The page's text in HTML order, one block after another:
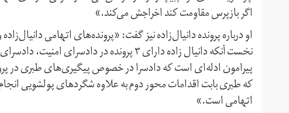
اگر بازپرس مقاومت کند اخراجش می‌کند.»
او درباره پرونده دانیال‌زاده نیز گفت: «پرونده‌های اتهامی
نخست آنکه دانیال زاده دارای ۳ پرونده در
پیرامون ادله‌ای است که دادسرا در خصوص پیگیری‌های طبری در
که طبری بابت اقدامات محور دوم به علاوه شگرد‌های پولشویی
اتهامی است.»